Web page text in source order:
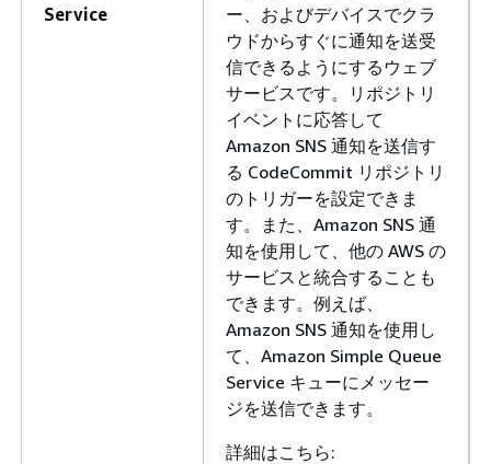
Service
ー、およびデバイスでクラ
ウドからすぐに通知を送受
信できるようにするウェブ
サービスです。リポジトリ
イベントに応答して
Amazon SNS 通知を送信す
る CodeCommit リポジトリ
のトリガーを設定できま
す。また、Amazon SNS 通
知を使用して、他の AWS の
サービスと統合することも
できます。例えば、
Amazon SNS 通知を使用し
て、Amazon Simple Queue
Service キューにメッセー
ジを送信できます。
詳細はこちら: